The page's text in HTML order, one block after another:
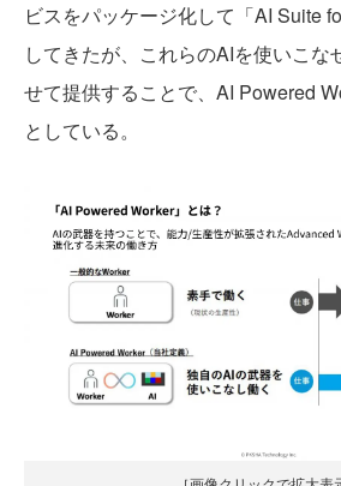
ビスをパッケージ化して「AI Suite
してきたが、これらのAIを使いこな
せて提供することで、AI Powered
としている。